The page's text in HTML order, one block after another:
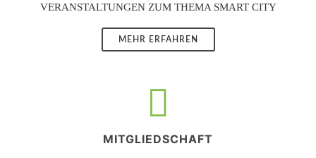
VERANSTALTUNGEN ZUM THEMA SMART CITY
MEHR ERFAHREN
MITGLIEDSCHAFT